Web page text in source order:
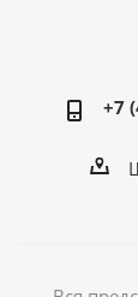
+7